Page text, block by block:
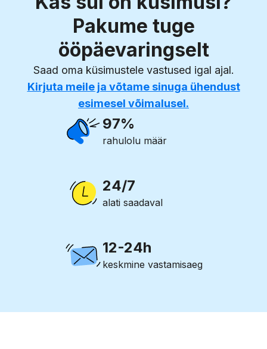
Pakume tuge
ööpäevaringselt
Saad oma küsimustele vastused igal ajal.
Kirjuta meileja võtame sinuga ühendust
esimesel võimalusel.
97%
rahulolu määr
24/7
alati saadaval
12-24h
keskmine vastamisaeg